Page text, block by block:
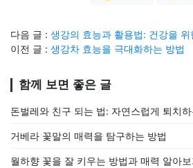
다음 글 : 생강의 효능과 활용법: 건강을 위
이전 글 : 생강차 효능을 극대화하는 방법
함께 보면 좋은 글
돈벌레와 친구 되는 법: 자연스럽게 퇴치하
거베라 꽃말의 매력을 탐구하는 방법
월하향 꽃을 잘 키우는 방법과 매력 알아보